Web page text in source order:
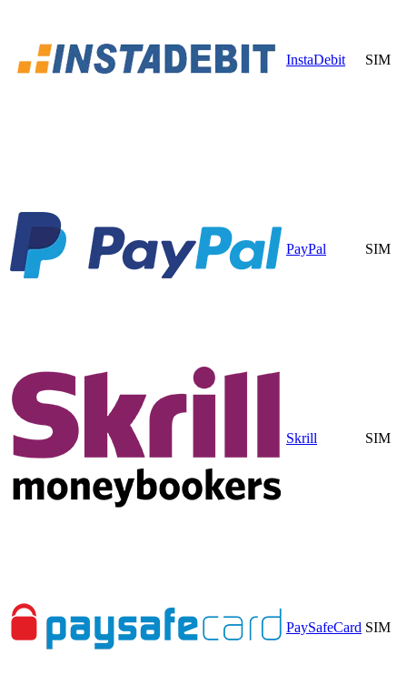
InstaDebit SIM
PayPal SIM
Skrill SIM
PaySafeCard SIM